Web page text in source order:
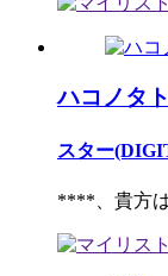
ハコノタ
スター
****、貴方